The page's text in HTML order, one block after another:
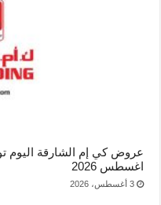
اغسطس 2026
3 أغسطس، 2026